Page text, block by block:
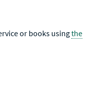
or books usingthe